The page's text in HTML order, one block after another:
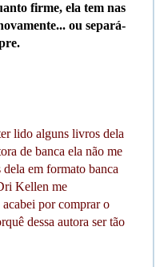
firme, ela tem nas
ou separá-
lido alguns livros dela
de banca ela não me
em formato banca
Kellen me
acabei por comprar o
dessa autora ser tão